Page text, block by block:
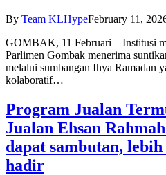
By Team KLHypeFebruary 11,
GOMBAK, 11 Februari – Institusi
Parlimen Gombak menerima
melalui sumbangan Ihya Ramadan
kolaboratif…
Program Jualan
Jualan Ehsan
dapat sambutan,
hadir